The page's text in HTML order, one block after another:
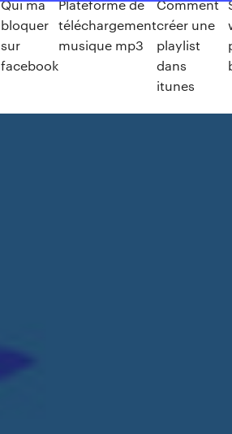
Qui ma
bloquer
sur
facebook
Plateforme de
téléchargement
musique mp3
Comment
créer une
playlist
dans
itunes